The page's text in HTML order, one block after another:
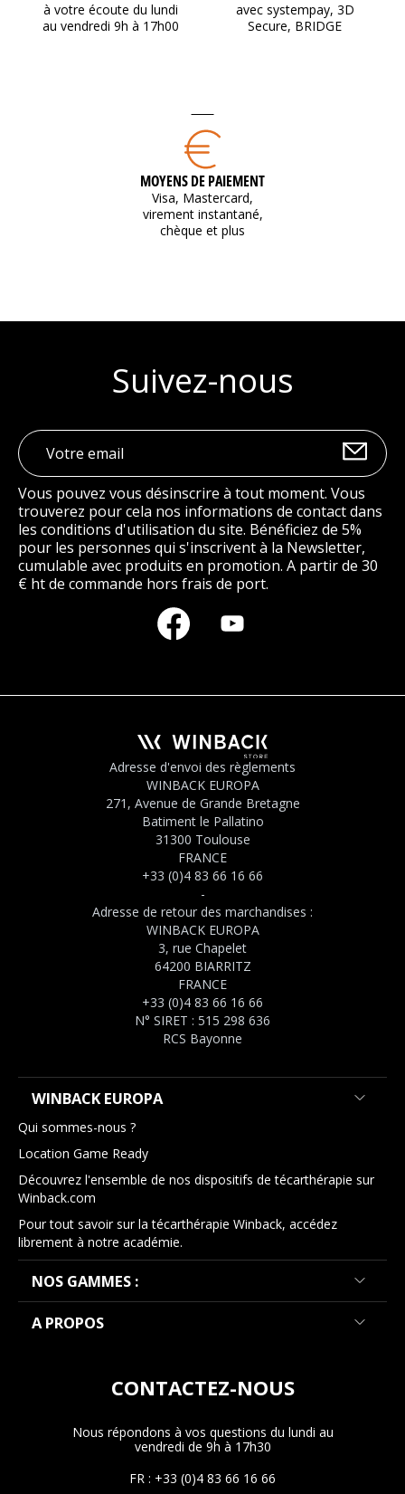
à votre écoute du lundi
au vendredi 9h à 17h00
avec systempay, 3D
Secure, BRIDGE
MOYENS DE PAIEMENT
Visa, Mastercard,
virement instantané,
chèque et plus
Suivez-nous
Vous pouvez vous désinscrire à tout moment. Vous
trouverez pour cela nos informations de contact dans
les conditions d'utilisation du site. Bénéficiez de 5%
pour les personnes qui s'inscrivent à la Newsletter,
cumulable avec produits en promotion. A partir de 30
€ ht de commande hors frais de port.
Adresse d'envoi des règlements
WINBACK EUROPA
271, Avenue de Grande Bretagne
Batiment le Pallatino
31300 Toulouse
FRANCE
+33 (0)4 83 66 16 66
-
Adresse de retour des marchandises :
WINBACK EUROPA
3, rue Chapelet
64200 BIARRITZ
FRANCE
+33 (0)4 83 66 16 66
N° SIRET : 515 298 636
RCS Bayonne
WINBACK EUROPA
Qui sommes-nous ?
Location Game Ready
Découvrez l'ensemble de nos dispositifs de técarthérapie sur
Winback.com
Pour tout savoir sur la técarthérapie Winback, accédez
librement à notre académie.
NOS GAMMES :
A PROPOS
CONTACTEZ-NOUS
Nous répondons à vos questions du lundi au
vendredi de 9h à 17h30
FR : +33 (0)4 83 66 16 66